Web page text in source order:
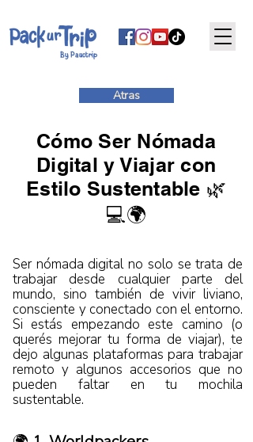
By Pauctrip
Atras
Cómo Ser Nómada
Digital y Viajar con
Estilo Sustentable 🌿
💻🌍
Ser nómada digital no solo se trata de
trabajar desde cualquier parte del
mundo, sino también de vivir liviano,
consciente y conectado con el entorno.
Si estás empezando este camino (o
querés mejorar tu forma de viajar), te
dejo algunas plataformas para trabajar
remoto y algunos accesorios que no
pueden faltar en tu mochila
sustentable.